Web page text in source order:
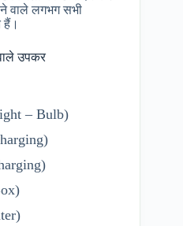
वाले लगभग सभी
उपकर
– Bulb)